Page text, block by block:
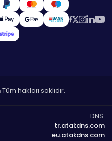
Tüm hakları saklıdır.
DNS:
tr.atakdns.com
eu.atakdns.com